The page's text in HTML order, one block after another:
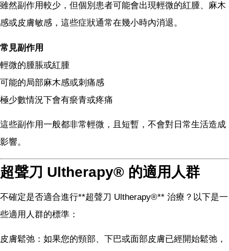
雖然副作用較少，但個別患者可能會出現輕微的紅腫、麻木
感或皮膚敏感，這些症狀通常在幾小時內消退。
常見副作用
輕微的腫脹或紅腫
可能的局部麻木感或刺痛感
極少數情況下會有瘀青或疼痛
這些副作用一般都非常輕微，且短暫，不會對日常生活造成
影響。
超聲刀 Ultherapy® 的適用人群
不確定是否適合進行**超聲刀 Ultherapy®** 治療？以下是一
些適用人群的標準：
皮膚鬆弛：如果您的頸部、下巴或面部皮膚已經開始鬆弛，